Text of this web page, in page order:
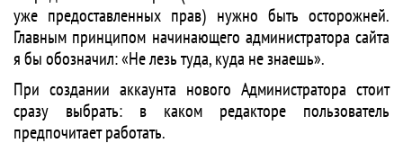
уже предоставленных прав) нужно быть осторожней.
Главным принципом начинающего администратора сайта
я бы обозначил: «Не лезь туда, куда не знаешь».
При создании аккаунта нового Администратора стоит
сразу выбрать: в каком редакторе пользователь
предпочитает работать.